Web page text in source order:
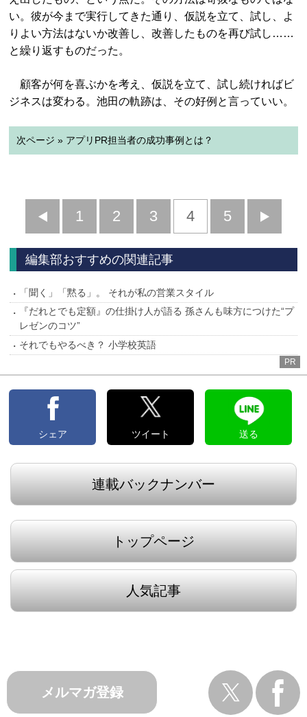
い。彼が今まで実行してきた通り、仮説を立て、試し、よ
りよい方法はないか改善し、改善したものを再び試し……
と繰り返すものだった。
顧客が何を喜ぶかを考え、仮説を立て、試し続ければビ
ジネスは変わる。池田の軌跡は、その好例と言っていい。
次ページ » アプリPR担当者の成功事例とは？
前
へ
1 2 3 4 5
へ
編集部おすすめの関連記事
「聞く」「黙る」。 それが私の営業スタイル
『だれとでも定額』の仕掛け人が語る 孫さんも味方につけた“プ
レゼンのコツ”
それでもやるべき？ 小学校英語
PR
シェア ツイート 送る
連載バックナンバー
トップページ
人気記事
メルマガ登録